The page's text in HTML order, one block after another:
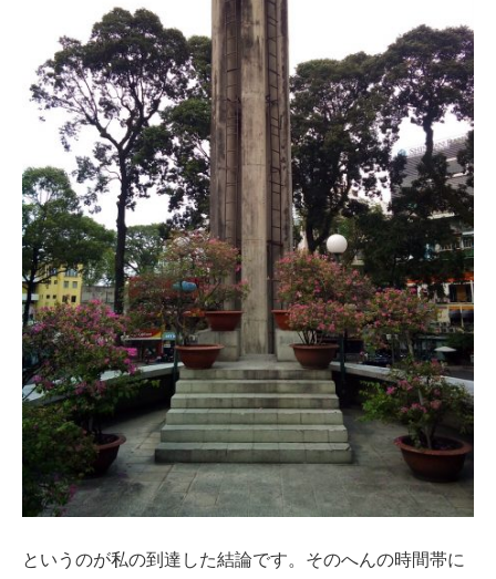
というのが私の到達した結論です。そのへんの時間帯に